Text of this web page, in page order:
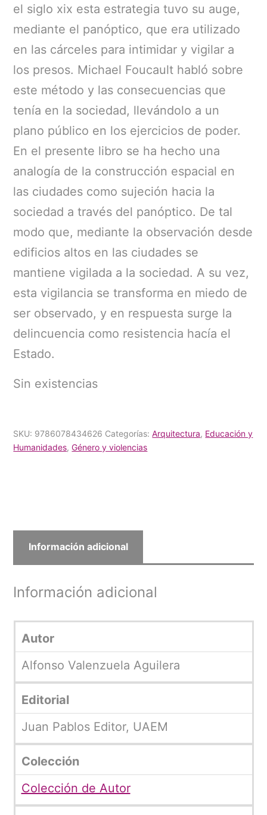
el siglo xix esta estrategia tuvo su auge,
mediante el panóptico, que era utilizado
en las cárceles para intimidar y vigilar a
los presos. Michael Foucault habló sobre
este método y las consecuencias que
tenía en la sociedad, llevándolo a un
plano público en los ejercicios de poder.
En el presente libro se ha hecho una
analogía de la construcción espacial en
las ciudades como sujeción hacia la
sociedad a través del panóptico. De tal
modo que, mediante la observación desde
edificios altos en las ciudades se
mantiene vigilada a la sociedad. A su vez,
esta vigilancia se transforma en miedo de
ser observado, y en respuesta surge la
delincuencia como resistencia hacía el
Estado.
Sin existencias
SKU: 9786078434626 Categorías:Arquitectura, Educación y
Humanidades,Género y violencias
Información adicional
Información adicional
Autor
Alfonso Valenzuela Aguilera
Editorial
Juan Pablos Editor, UAEM
Colección
Colección de Autor